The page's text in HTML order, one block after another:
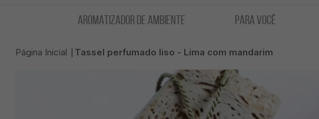
AROMATIZADOR DE AMBIENTE PARA VOCÊ
Página Inicial Tassel perfumado liso - Lima com mandarim